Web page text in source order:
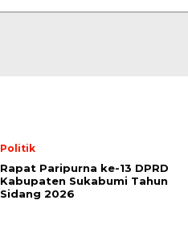
Politik
Rapat Paripurna ke-13 DPRD
Kabupaten Sukabumi Tahun
Sidang 2026